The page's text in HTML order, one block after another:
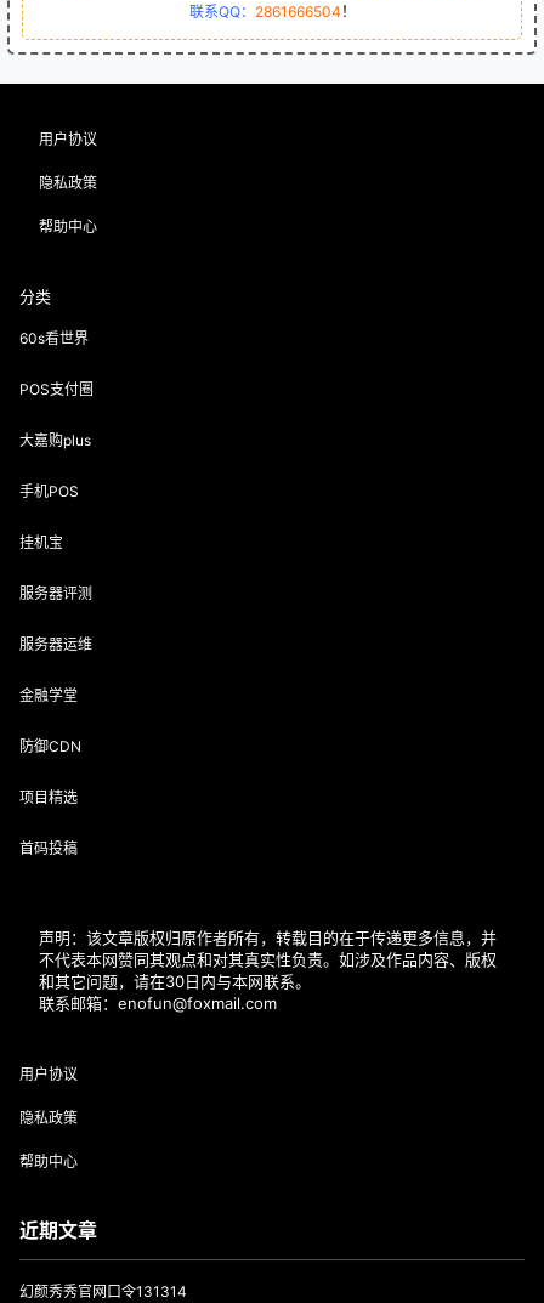
联系QQ： 2861666504 ！
用户协议
隐私政策
帮助中心
分类
60s看世界
POS支付圈
大嘉购plus
手机POS
挂机宝
服务器评测
服务器运维
金融学堂
防御CDN
项目精选
首码投稿
声明：该文章版权归原作者所有，转载目的在于传递更多信息，并
不代表本网赞同其观点和对其真实性负责。如涉及作品内容、版权
和其它问题，请在30日内与本网联系。
联系邮箱：enofun@foxmail.com
用户协议
隐私政策
帮助中心
近期文章
幻颜秀秀官网口令131314